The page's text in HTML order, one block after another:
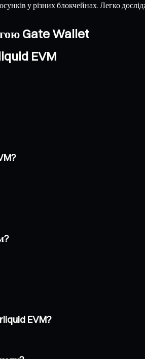
у різних блокчейнах. Легко
Gate Wallet
EVM
EVM?